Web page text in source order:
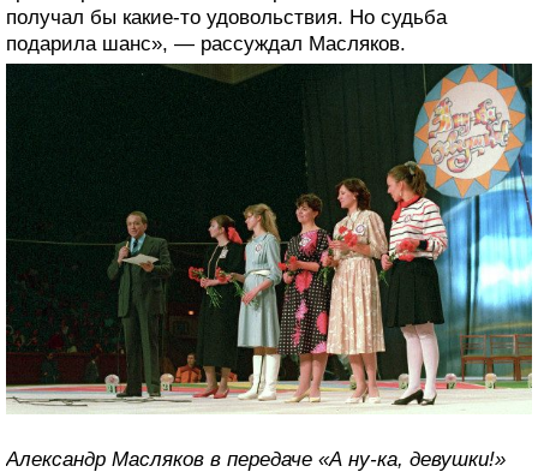
получал бы какие-то удовольствия. Но судьба
подарила шанс», — рассуждал Масляков.
Александр Масляков в передаче «А ну-ка, девушки!»